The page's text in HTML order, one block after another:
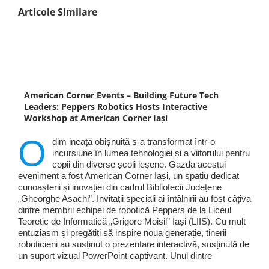
Articole Similare
American Corner Events – Building Future Tech
Leaders: Peppers Robotics Hosts Interactive
Workshop at American Corner Iași
O
dim ineață obișnuită s-a transformat într-o
incursiune în lumea tehnologiei și a viitorului pentru
copii din diverse școli ieșene. Gazda acestui
eveniment a fost American Corner Iași, un spațiu dedicat
cunoașterii și inovației din cadrul Bibliotecii Județene
„Gheorghe Asachi”. Invitații speciali ai întâlnirii au fost câțiva
dintre membrii echipei de robotică Peppers de la Liceul
Teoretic de Informatică „Grigore Moisil” Iași (LIIS). Cu mult
entuziasm și pregătiți să inspire noua generație, tinerii
roboticieni au susținut o prezentare interactivă, susținută de
un suport vizual PowerPoint captivant. Unul dintre